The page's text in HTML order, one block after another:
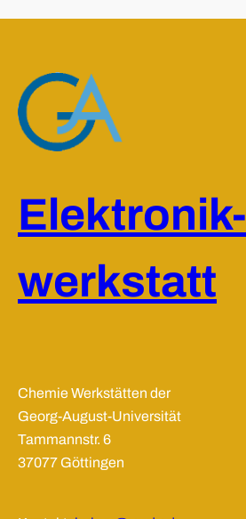
Elektronik-
werkstatt
Chemie Werkstätten der
Georg-August-Universität
Tammannstr. 6
37077 Göttingen